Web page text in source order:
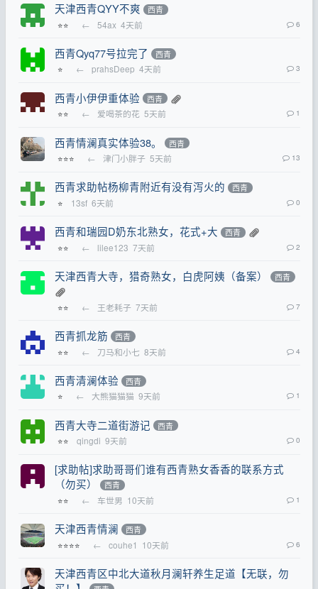
天津西青QYY不爽 西青
⭐⭐ ← 54ax 4天前 6
西青Qyq77号拉完了 西青
⭐ ← prahsDeep 4天前 3
西青小伊伊重体验 西青
⭐⭐ ← 爱喝茶的花 5天前 1
西青情澜真实体验38。 西青
⭐⭐⭐ ← 津门小胖子 5天前 13
西青求助帖杨柳青附近有没有泻火的 西青
⭐ 13sf 6天前 0
西青和瑞园D奶东北熟女，花式+大 西青
⭐⭐ ← lilee123 7天前 2
天津西青大寺，猎奇熟女，白虎阿姨（备案） 西青
⭐⭐ ← 王老耗子 7天前 7
西青抓龙筋 西青
⭐⭐ ← 刀马和小七 8天前 4
西青清澜体验 西青
⭐ ← 大熊猫猫猫 9天前 1
西青大寺二道街游记 西青
⭐⭐ qingdi 9天前 0
[求助帖]求助哥哥们谁有西青熟女香香的联系方式
（勿买）
西青
⭐⭐ ← 车世男 10天前 1
天津西青情澜 西青
⭐⭐⭐⭐ ← couhe1 10天前 6
天津西青区中北大道秋月澜轩养生足道【无联，勿